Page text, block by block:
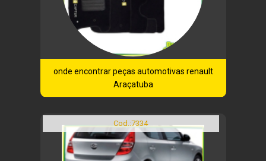
onde encontrar peças automotivas renault
Araçatuba
Cod.:7334